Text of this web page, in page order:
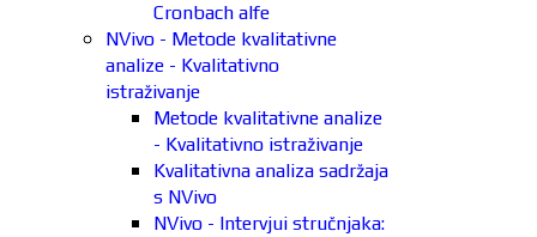
Cronbach alfe
NVivo - Metode kvalitativne
analize - Kvalitativno
istraživanje
Metode kvalitativne analize
- Kvalitativno istraživanje
Kvalitativna analiza sadržaja
s NVivo
NVivo - Intervjui stručnjaka: